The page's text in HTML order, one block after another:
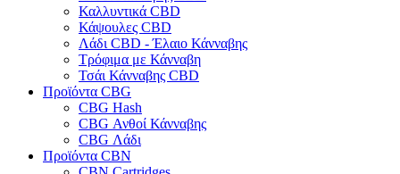
Καλλυντικά CBD
Κάψουλες CBD
Λάδι CBD - Έλαιο Κάνναβης
Τρόφιμα με Κάνναβη
Τσάι Κάνναβης CBD
Προϊόντα CBG
CBG Hash
CBG Ανθοί Κάνναβης
CBG Λάδι
Προϊόντα CBN